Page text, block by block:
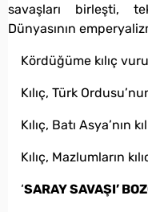
savaşları birleşti,
Dünyasının
Kördüğüme kılıç
Kılıç, Türk Ordusu’nun
Kılıç, Batı Asya’nın
Kılıç, Mazlumların
‘SARAY SAVAŞI’